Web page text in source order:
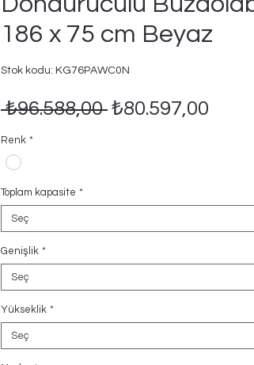
186 x 75 cm Beyaz
Stok kodu: KG76PAWC0N
₺96.588,00 Normal
₺80.597,00
Renk *
Toplam kapasite *
Seç
Genişlik *
Seç
Yükseklik *
Seç